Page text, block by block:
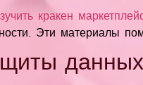
кракен
Эти материалы
данных